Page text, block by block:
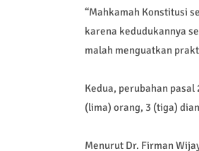
“Mahkamah Konstitusi
karena kedudukannya
malah menguatkan
Kedua, perubahan
(lima) orang, 3 (tiga)
Menurut Dr. Firman